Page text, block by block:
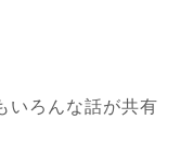
いろんな話が共有